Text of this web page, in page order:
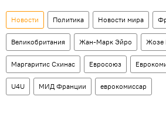
Новости Политика Новости мира
Великобритания Жан-Марк Эйро Жозе
Маргаритис Схинас Евросоюз
U4U МИД Франции еврокомиссар